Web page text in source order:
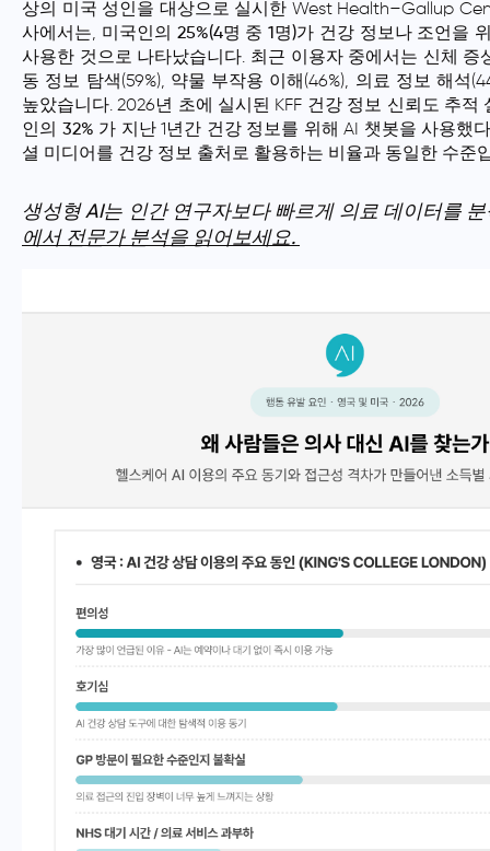
상의 미국 성인을 대상으로 실시한 West Health–Gallup
사에서는, 미국인의 25%(4명 중 1명)가 건강 정보나 조언을
사용한 것으로 나타났습니다. 최근 이용자 중에서는 신체 증
동 정보 탐색(59%), 약물 부작용 이해(46%), 의료 정보 해석
높았습니다. 2026년 초에 실시된 KFF 건강 정보 신뢰도 추
인의 32% 가 지난 1년간 건강 정보를 위해 AI 챗봇을 사용했
셜 미디어를 건강 정보 출처로 활용하는 비율과 동일한 수준
생성형 AI는 인간 연구자보다 빠르게 의료 데이터를
에서 전문가 분석을 읽어보세요.